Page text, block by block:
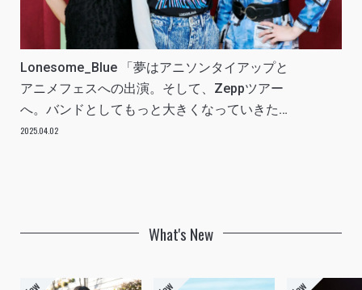
Lonesome_Blue 「夢はアニソンタイアップと
アニメフェスへの出演。そして、Zeppツアー
へ。バンドとしてもっと大きくなっていきた
い」INTERVIEW
2025.04.02
What's New